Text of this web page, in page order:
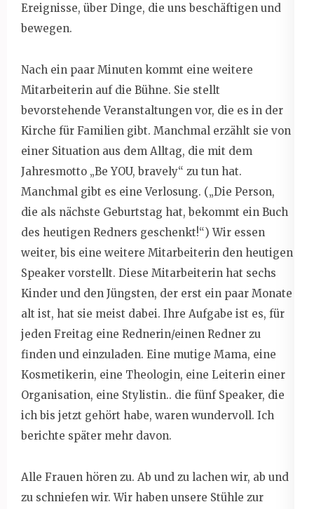
Ereignisse, über Dinge, die uns beschäftigen und
bewegen.
Nach ein paar Minuten kommt eine weitere
Mitarbeiterin auf die Bühne. Sie stellt
bevorstehende Veranstaltungen vor, die es in der
Kirche für Familien gibt. Manchmal erzählt sie von
einer Situation aus dem Alltag, die mit dem
Jahresmotto „Be YOU, bravely“ zu tun hat.
Manchmal gibt es eine Verlosung. („Die Person,
die als nächste Geburtstag hat, bekommt ein Buch
des heutigen Redners geschenkt!“) Wir essen
weiter, bis eine weitere Mitarbeiterin den heutigen
Speaker vorstellt. Diese Mitarbeiterin hat sechs
Kinder und den Jüngsten, der erst ein paar Monate
alt ist, hat sie meist dabei. Ihre Aufgabe ist es, für
jeden Freitag eine Rednerin/einen Redner zu
finden und einzuladen. Eine mutige Mama, eine
Kosmetikerin, eine Theologin, eine Leiterin einer
Organisation, eine Stylistin.. die fünf Speaker, die
ich bis jetzt gehört habe, waren wundervoll. Ich
berichte später mehr davon.
Alle Frauen hören zu. Ab und zu lachen wir, ab und
zu schniefen wir. Wir haben unsere Stühle zur